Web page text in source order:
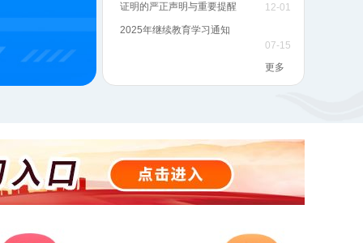
证明的严正声明与重要提醒
12-01
2025年继续教育学习通知
07-15
更多